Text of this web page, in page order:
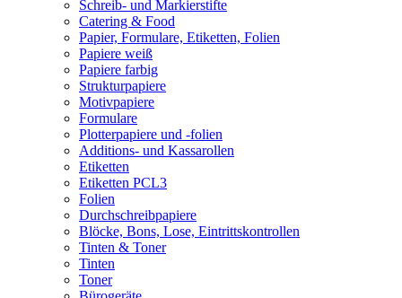
Schreib- und Markierstifte
Catering & Food
Papier, Formulare, Etiketten, Folien
Papiere weiß
Papiere farbig
Strukturpapiere
Motivpapiere
Formulare
Plotterpapiere und -folien
Additions- und Kassarollen
Etiketten
Etiketten PCL3
Folien
Durchschreibpapiere
Blöcke, Bons, Lose, Eintrittskontrollen
Tinten & Toner
Tinten
Toner